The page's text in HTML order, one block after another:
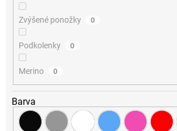
Zvýšené ponožky 0
Podkolenky 0
Merino 0
Barva